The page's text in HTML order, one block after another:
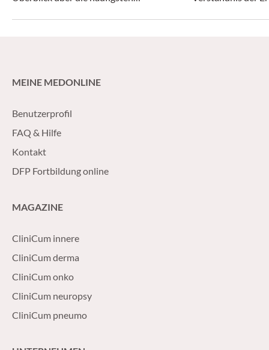
MEINE MEDONLINE
Benutzerprofil
FAQ & Hilfe
Kontakt
DFP Fortbildung online
MAGAZINE
CliniCum innere
CliniCum derma
CliniCum onko
CliniCum neuropsy
CliniCum pneumo